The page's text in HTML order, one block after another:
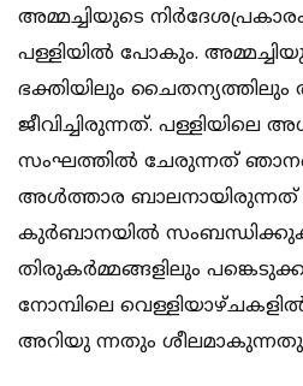
അമ്മച്ചിയുടെ
പള്ളിയില്‍ പോകും.
ഭക്തിയിലും ചൈതന്യത്തിലും
ജീവിച്ചിരുന്നത്. പള്ളിയിലെ
സംഘത്തില്‍ ചേരുന്നത്
അള്‍ത്താര ബാലനായിരുന്നത്
കുര്‍ബാനയില്‍ സംബന്ധിക്കുക
തിരുകര്‍മ്മങ്ങളിലും
നോമ്പിലെ
അറിയു ന്നതും